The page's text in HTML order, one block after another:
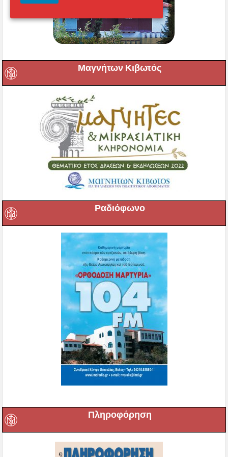
Μαγνήτων Κιβωτός
Ραδιόφωνο
Πληροφόρηση